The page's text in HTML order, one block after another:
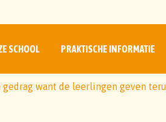
SCHOOL PRAKTISCHE INFORMATIE
want de leerlingen geven